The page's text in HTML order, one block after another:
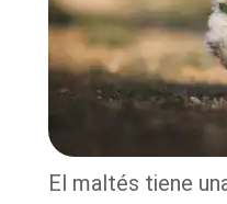
El maltés tiene